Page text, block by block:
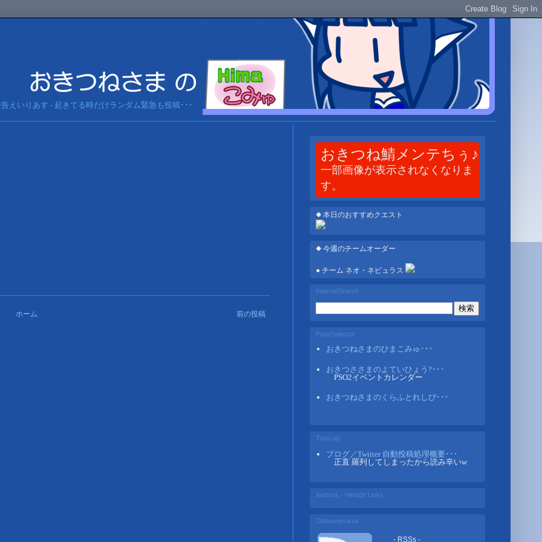
告えいりあす - 起きてる時だけランダム緊急も投稿･･･
前の投稿
ホーム
おきつね鯖メンテちぅ♪
一部画像が表示されなくなりま
す。
◆ 本日のおすすめクエスト
◆ 今週のチームオーダー
● チーム ネオ・ネビュラス
InternalSearch
PageSelector
おきつねさまのひまこみゅ･･･
おきつささまのよていひょう?･･･
PSO2イベントカレンダー
おきつねさまのくらふとれしぴ･･･
TipsLog
ブログ／Twitter 自動投稿処理概要･･･
正直 羅列してしまったから読み辛いw
Authors - HimaSt Links
Okitsunesama
- RSSs -